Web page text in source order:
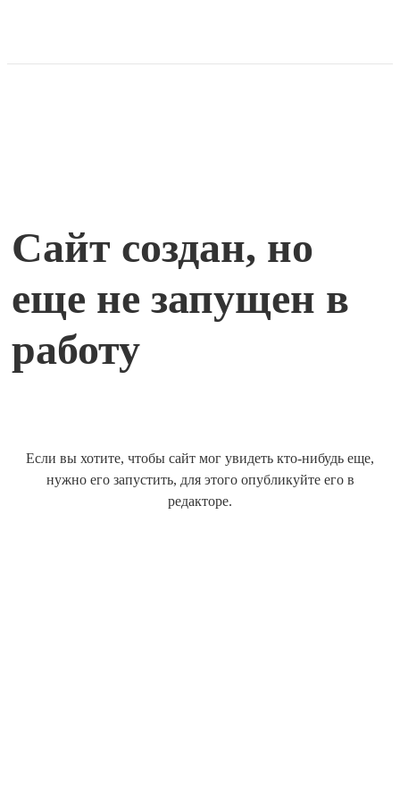
Сайт создан, но
еще не запущен в
работу
Если вы хотите, чтобы сайт мог увидеть кто-нибудь еще,
нужно его запустить, для этого опубликуйте его в
редакторе.